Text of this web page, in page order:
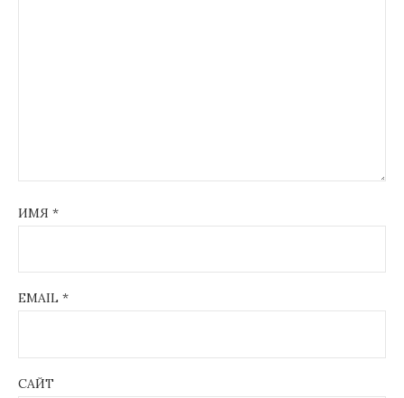
ИМЯ *
EMAIL *
САЙТ